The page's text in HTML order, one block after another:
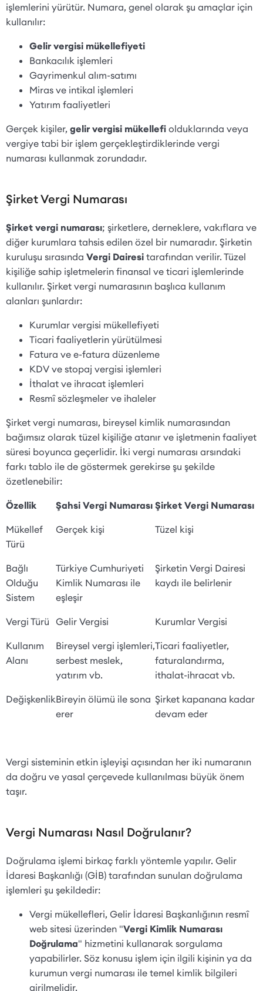
işlemlerini yürütür. Numara, genel olarak şu amaçlar için
kullanılır:
Gelir vergisi mükellefiyeti
Bankacılık işlemleri
Gayrimenkul alım-satımı
Miras ve intikal işlemleri
Yatırım faaliyetleri
Gerçek kişiler, gelir vergisi mükellefi olduklarında veya
vergiye tabi bir işlem gerçekleştirdiklerinde vergi
numarası kullanmak zorundadır.
Şirket Vergi Numarası
Şirket vergi numarası; şirketlere, derneklere, vakıflara ve
diğer kurumlara tahsis edilen özel bir numaradır. Şirketin
kuruluşu sırasında Vergi Dairesi tarafından verilir. Tüzel
kişiliğe sahip işletmelerin finansal ve ticari işlemlerinde
kullanılır. Şirket vergi numarasının başlıca kullanım
alanları şunlardır:
Kurumlar vergisi mükellefiyeti
Ticari faaliyetlerin yürütülmesi
Fatura ve e-fatura düzenleme
KDV ve stopaj vergisi işlemleri
İthalat ve ihracat işlemleri
Resmî sözleşmeler ve ihaleler
Şirket vergi numarası, bireysel kimlik numarasından
bağımsız olarak tüzel kişiliğe atanır ve işletmenin faaliyet
süresi boyunca geçerlidir. İki vergi numarası arsındaki
farkı tablo ile de göstermek gerekirse şu şekilde
özetlenebilir:
Özellik Şahsi Vergi Numarası Şirket Vergi Numarası
Mükellef
Türü
Gerçek kişi Tüzel kişi
Bağlı
Olduğu
Sistem
Türkiye Cumhuriyeti
Kimlik Numarası ile
eşleşir
Şirketin Vergi Dairesi
kaydı ile belirlenir
Vergi Türü Gelir Vergisi Kurumlar Vergisi
Kullanım
Alanı
Bireysel vergi işlemleri,
serbest meslek,
yatırım vb.
Ticari faaliyetler,
faturalandırma,
ithalat-ihracat vb.
DeğişkenlikBireyin ölümü ile sona
erer
Şirket kapanana kadar
devam eder
Vergi sisteminin etkin işleyişi açısından her iki numaranın
da doğru ve yasal çerçevede kullanılması büyük önem
taşır.
Vergi Numarası Nasıl Doğrulanır?
Doğrulama işlemi birkaç farklı yöntemle yapılır. Gelir
İdaresi Başkanlığı (GİB) tarafından sunulan doğrulama
işlemleri şu şekildedir:
Vergi mükellefleri, Gelir İdaresi Başkanlığının resmî
web sitesi üzerinden "Vergi Kimlik Numarası
Doğrulama" hizmetini kullanarak sorgulama
yapabilirler. Söz konusu işlem için ilgili kişinin ya da
kurumun vergi numarası ile temel kimlik bilgileri
girilmelidir.